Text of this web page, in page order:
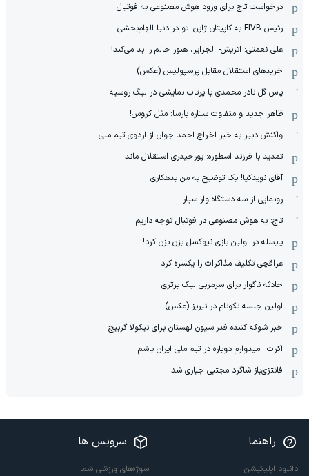
درخواست تاج برای ورود هوش مصنوعی به فوتبال
رئیس FIVB به کاپیتان ژاپن: تو در دنیا الهام‌بخشی
علی نعمتی: اتریش- الجزایر، هنوز حالم را بد می‌کند!
خریدهای استقلال مقابل پرسپولیس (عکس)
پاس گل نادر محمدی با پرتاب نمایشی در لیگ روسیه
ظاهر جدید و متفاوت ستاره بارسا: مثل کروس!
واکنش دبیر به خبر اخراج احمد جوان از اردوی تیم ملی
تمدید با فرزند اسطوره: پورحیدری استقلال ماند
آقای نویدکیا! یک توضیح به من بدهکاری
رونمایی از سه دستگاه وار سیار
تاج: به هوش مصنوعی در فوتبال توجه داریم
یایسله در اولین بازی نیوکسل بزن بزن کرد!
عراقچی تکلیف مذاکرات را یکسره کرد
حادثه ناگوار برای سرمربی لیگ برتری
اولین جلسه نکونام در تبریز (عکس)
خبر شوکه کننده فدراسیون لهستان برای نیکولا گربیچ
اکرت: امیدوارم دوباره در تیم ملی ایران باشم
فانتزی‌باز شاگرد مجتبی جباری شد
راهنما
دانلود اپلیکیشن
سرویس ها
سوژه‌های ورزشی شما